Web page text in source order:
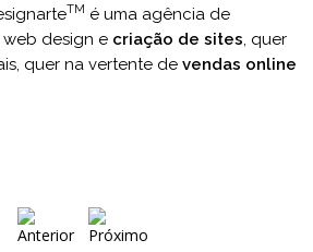
TM é uma agência de
design e criação de sites, quer
quer na vertente de vendas online